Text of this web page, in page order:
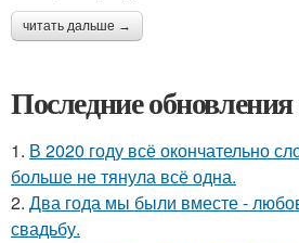
читать дальше →
Последние обновления
1. В 2020 году всё окончательно
больше не тянула всё одна.
2. Два года мы были вместе -
свадьбу.